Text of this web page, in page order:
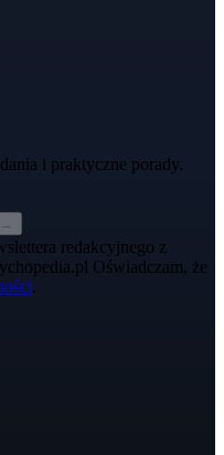
i praktyczne porady.
redakcyjnego z
Oświadczam, że
.